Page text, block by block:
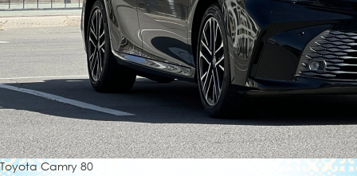
Toyota Camry 80